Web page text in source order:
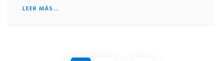
LEER MÁS...